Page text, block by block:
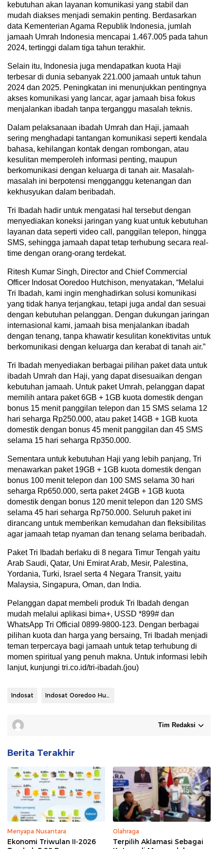
kebutuhan akan layanan komunikasi yang stabil dan
mudah diakses menjadi semakin penting. Berdasarkan
data Kementerian Agama Republik Indonesia, jumlah
jamaah Umrah Indonesia mencapai 1.467.005 pada tahun
2024, tertinggi dalam tiga tahun terakhir.
Selain itu, Indonesia juga mendapatkan kuota Haji
terbesar di dunia sebanyak 221.000 jamaah untuk tahun
2024 dan 2025. Peningkatan ini menunjukkan pentingnya
akses komunikasi yang lancar, agar jamaah bisa fokus
menjalankan ibadah tanpa terganggu masalah teknis.
Dalam pelaksanaan ibadah Umrah dan Haji, jamaah
sering menghadapi tantangan komunikasi seperti kendala
bahasa, kehilangan kontak dengan rombongan, atau
kesulitan memperoleh informasi penting, maupun
berkomunikasi dengan keluarga di tanah air. Masalah-
masalah ini berpotensi mengganggu ketenangan dan
kekhusyukan dalam beribadah.
Tri Ibadah hadir untuk mengatasi hal tersebut dengan
menyediakan koneksi jaringan yang kuat untuk kebutuhan
layanan data seperti video call, panggilan telepon, hingga
SMS, sehingga jamaah dapat tetap terhubung secara real-
time dengan orang-orang terdekat.
Ritesh Kumar Singh, Director and Chief Commercial
Officer Indosat Ooredoo Hutchison, menyatakan, “Melalui
Tri Ibadah, kami ingin menghadirkan solusi komunikasi
yang tidak hanya terjangkau, tetapi juga andal dan sesuai
dengan kebutuhan pelanggan. Dengan dukungan jaringan
internasional kami, jamaah bisa menjalankan ibadah
dengan tenang, tanpa khawatir kesulitan konektivitas untuk
berkomunikasi dengan keluarga dan kerabat di tanah air.”
Tri Ibadah menyediakan berbagai pilihan paket data untuk
ibadah Umrah dan Haji, yang dapat disesuaikan dengan
kebutuhan jamaah. Untuk paket Umrah, pelanggan dapat
memilih antara paket 6GB + 1GB kuota domestik dengan
bonus 15 menit panggilan telepon dan 15 SMS selama 12
hari seharga Rp250.000, atau paket 14GB + 1GB kuota
domestik dengan bonus 45 menit panggilan dan 45 SMS
selama 15 hari seharga Rp350.000.
Sementara untuk kebutuhan Haji yang lebih panjang, Tri
menawarkan paket 19GB + 1GB kuota domestik dengan
bonus 100 menit telepon dan 100 SMS selama 30 hari
seharga Rp650.000, serta paket 24GB + 1GB kuota
domestik dengan bonus 120 menit telepon dan 120 SMS
selama 45 hari seharga Rp750.000. Seluruh paket ini
dirancang untuk memberikan kemudahan dan fleksibilitas
agar jamaah tetap nyaman dan tenang selama beribadah.
Paket Tri Ibadah berlaku di 8 negara Timur Tengah yaitu
Arab Saudi, Qatar, Uni Emirat Arab, Mesir, Palestina,
Yordania, Turki, Israel serta 4 Negara Transit, yaitu
Malaysia, Singapura, Oman, dan India.
Pelanggan dapat membeli produk Tri Ibadah dengan
mudah melalui aplikasi bima+, USSD *899# dan
WhatsApp Tri Official 0899-9800-123. Dengan berbagai
pilihan kuota dan harga yang bersaing, Tri Ibadah menjadi
teman terpercaya bagi jamaah untuk tetap terhubung di
momen spiritual yang penuh makna. Untuk informasi lebih
lanjut, kunjungi tri.co.id/tri-ibadah.(jou)
Indosat Indosat Ooredoo Hutchison
Tim Redaksi
Berita Terakhir
Menyapa Nusantara
Ekonomi Triwulan II-2026
Olahraga
Terpilih Aklamasi Sebagai